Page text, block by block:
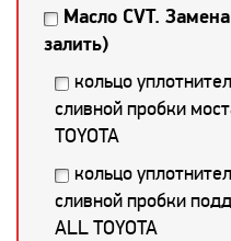
Масло CVT.
залить)
кольцо
сливной пробки
TOYOTA
кольцо
сливной пробки
ALL TOYOTA